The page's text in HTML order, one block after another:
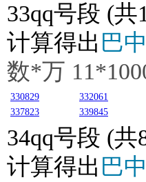
33qq号段 (共
计算得出 巴
数*万
330829 332061
337823
339845
34qq号段 (共
计算得出 巴